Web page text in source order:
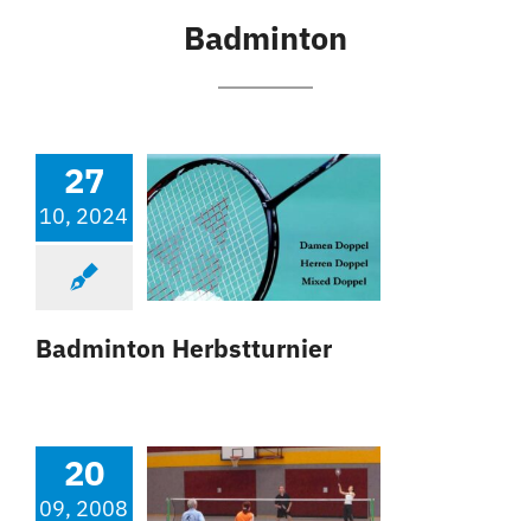
Badminton
27
10, 2024
Badminton Herbstturnier
20
09, 2008